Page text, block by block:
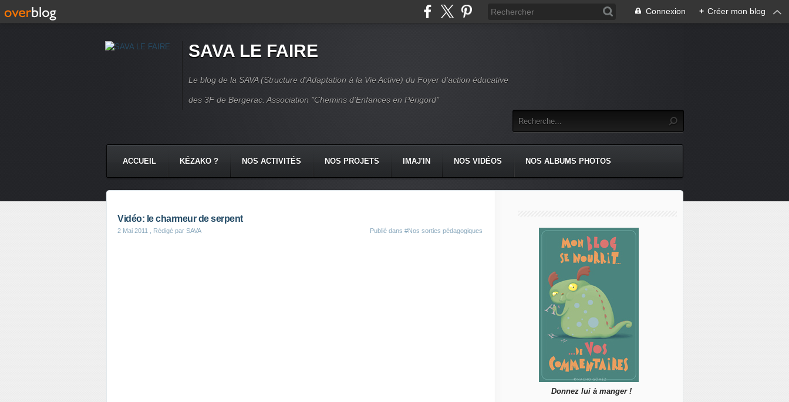
Connexion + Créer mon blog
SAVA LE FAIRE
Le blog de la SAVA (Structure d'Adaptation à la Vie Active) du Foyer d'action éducative
des 3F de Bergerac. Association "Chemins d'Enfances en Périgord"
ACCUEIL KÉZAKO ? NOS ACTIVITÉS NOS PROJETS IMAJ'IN NOS VIDÉOS NOS ALBUMS PHOTOS
Vidéo: le charmeur de serpent
2 Mai 2011 , Rédigé par SAVA Publié dans #Nos sorties pédagogiques
Donnez lui à manger !